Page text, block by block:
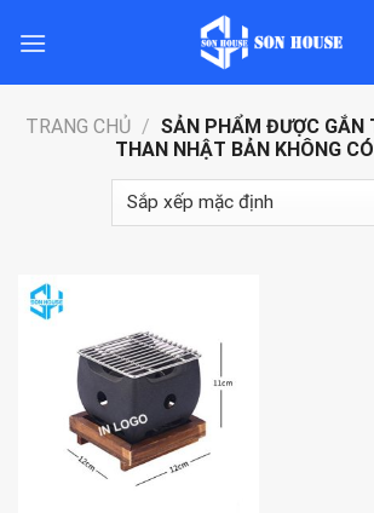
TRANG CHỦ / SẢN PHẨM ĐƯỢC GẮN
THAN NHẬT BẢN KHÔNG